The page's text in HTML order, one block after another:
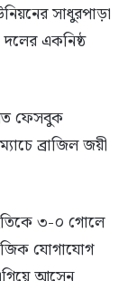
সাধুরপাড়া
দলের একনিষ্ঠ
ফেসবুক
ব্রাজিল জয়ী
৩-০ গোলে
যোগাযোগ